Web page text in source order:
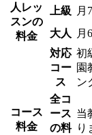
人レッ
スンの
料金
上級
月
大人
月
コース
料金
対応
コー
ス
初
園
ン
全コ
ース
の料
当
り